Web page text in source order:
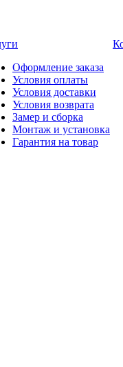
Оформление заказа
Условия оплаты
Условия доставки
Условия возврата
Замер и сборка
Монтаж и установка
Гарантия на товар